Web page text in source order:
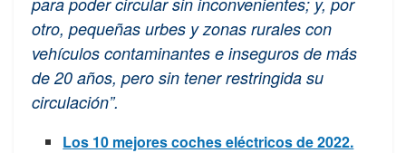
otro, pequeñas urbes y zonas rurales con
vehículos contaminantes e inseguros de más
de 20 años, pero sin tener restringida su
circulación”.
Los 10 mejores coches eléctricos de 2022.